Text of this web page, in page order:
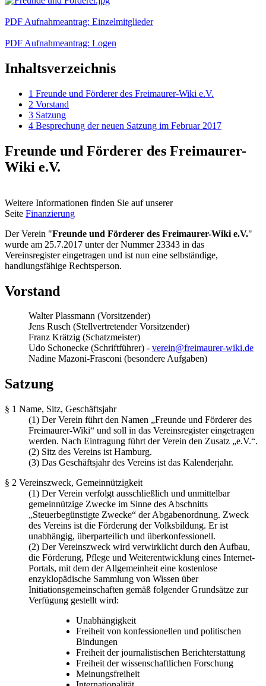
PDF Aufnahmeantrag: Einzelmitglieder
PDF Aufnahmeantrag: Logen
Inhaltsverzeichnis
1 Freunde und Förderer des Freimaurer-Wiki e.V.
2 Vorstand
3 Satzung
4 Besprechung der neuen Satzung im Februar 2017
Freunde und Förderer des Freimaurer-
Wiki e.V.
Weitere Informationen finden Sie auf unserer
Seite Finanzierung
Der Verein "Freunde und Förderer des Freimaurer-Wiki e.V."
wurde am 25.7.2017 unter der Nummer 23343 in das
Vereinsregister eingetragen und ist nun eine selbständige,
handlungsfähige Rechtsperson.
Vorstand
Walter Plassmann (Vorsitzender)
Jens Rusch (Stellvertretender Vorsitzender)
Franz Krätzig (Schatzmeister)
Udo Schonecke (Schriftführer) - verein@freimaurer-wiki.de
Nadine Mazoni-Frasconi (besondere Aufgaben)
Satzung
§ 1 Name, Sitz, Geschäftsjahr
(1) Der Verein führt den Namen „Freunde und Förderer des
Freimaurer-Wiki“ und soll in das Vereinsregister eingetragen
werden. Nach Eintragung führt der Verein den Zusatz „e.V.“.
(2) Sitz des Vereins ist Hamburg.
(3) Das Geschäftsjahr des Vereins ist das Kalenderjahr.
§ 2 Vereinszweck, Gemeinnützigkeit
(1) Der Verein verfolgt ausschließlich und unmittelbar
gemeinnützige Zwecke im Sinne des Abschnitts
„Steuerbegünstigte Zwecke“ der Abgabenordnung. Zweck
des Vereins ist die Förderung der Volksbildung. Er ist
unabhängig, überparteilich und überkonfessionell.
(2) Der Vereinszweck wird verwirklicht durch den Aufbau,
die Förderung, Pflege und Weiterentwicklung eines Internet-
Portals, mit dem der Allgemeinheit eine kostenlose
enzyklopädische Sammlung von Wissen über
Initiationsgemeinschaften gemäß folgender Grundsätze zur
Verfügung gestellt wird:
Unabhängigkeit
Freiheit von konfessionellen und politischen
Bindungen
Freiheit der journalistischen Berichterstattung
Freiheit der wissenschaftlichen Forschung
Meinungsfreiheit